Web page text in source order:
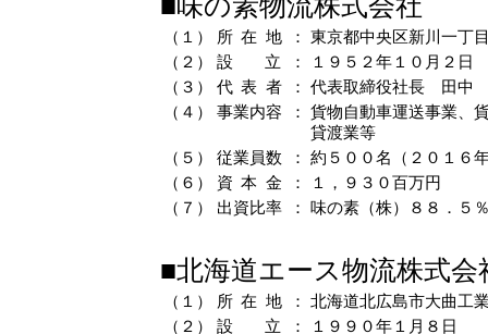
（１） 所在 地 ：
東京都中央区新川一丁
（２）
設 立 ：
１９５２年１０月２日
（３）
代表 者 ：
代表取締役社長 田中
（４）
事業内容 ：
貨物自動車運送事業、
貸渡業等
（５）
従業員数 ：
約５００名（２０１６
（６）
資本 金 ：
１，９３０百万円
（７）
出資比率 ： 味の素（株）８８．５
■北海道エース物流株式会
（１） 所在 地 ：
北海道北広島市大曲工
（２）
設 立 ：
１９９０年１月８日